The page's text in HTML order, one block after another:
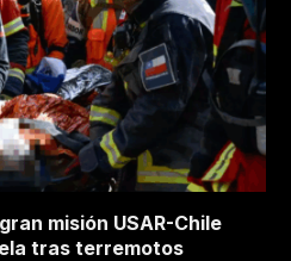
misión USAR-Chile
tras terremotos